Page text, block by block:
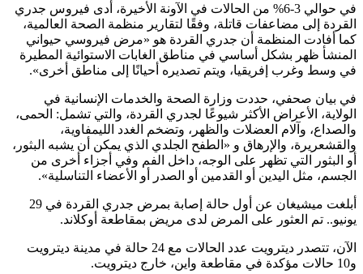
في حوالي 3-6% من الحالات في الآونة الأخيرة، أدى فيروس جدري
القردة إلى مضاعفات قاتلة، وفقًا لتقارير منظمة الصحة العالمية،
كما أفادت المنظمة أن جدري القردة هو «مرض فيروسي حيواني
المنشأ ظهر بشكل أساسي في مناطق الغابات الاستوائية المطيرة
في وسط وغرب إفريقيا، ويتم تصديره أحيانًا إلى مناطق أخرى»
.
في بيان صحفي، حددت وزارة الصحة والخدمات الإنسانية في
الولاية، الأعراض الأكثر شيوعًا لجدري القردة، والتي تشمل: الحمى،
والصداع، وآلام العضلات والظهر، وتضخم الغدد الليمفاوية،
والقشعريرة، والإرهاق و « الطفح الجلدي الذي يمكن أن يشبه البثور،
أو البثور التي تظهر على الوجه، داخل الفم وفي أجزاء أخرى من
الجسم، مثل اليدين أو القدمين أو الصدر أو الأعضاء التناسلية»
.
أبلغت ميشيغان عن أول حالة إصابة بمرض جدري القردة في 29
يونيو.. تم العثور على المرض لدى مريض بمقاطعة أوكلاند.
الآن، تتصدر ديترويت عدد الحالات مع 24 حالة في مدينة ديترويت
و10 حالات مؤكدة في مقاطعة واين، خارج ديترويت.